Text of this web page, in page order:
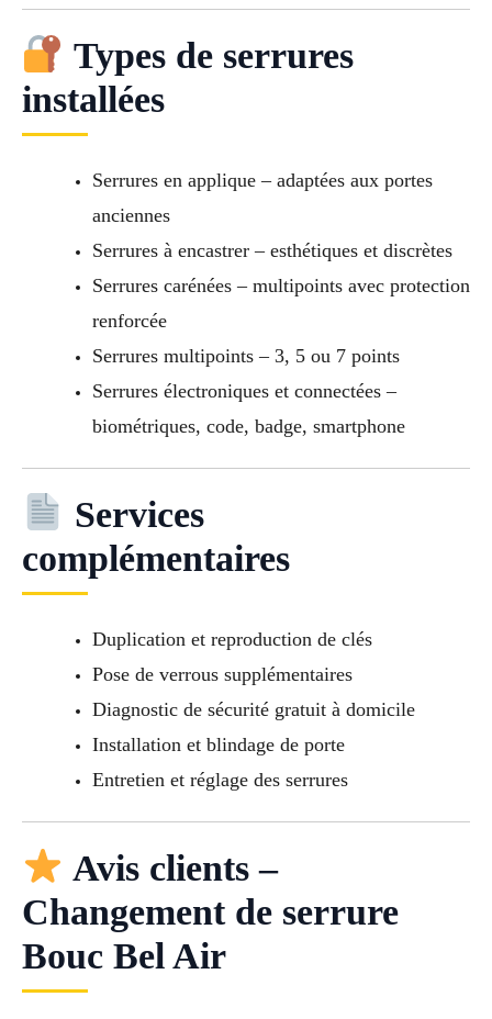
Types de serrures
installées
Serrures en applique – adaptées aux portes
anciennes
Serrures à encastrer – esthétiques et discrètes
Serrures carénées – multipoints avec protection
renforcée
Serrures multipoints – 3, 5 ou 7 points
Serrures électroniques et connectées –
biométriques, code, badge, smartphone
Services
complémentaires
Duplication et reproduction de clés
Pose de verrous supplémentaires
Diagnostic de sécurité gratuit à domicile
Installation et blindage de porte
Entretien et réglage des serrures
Avis clients –
Changement de serrure
Bouc Bel Air